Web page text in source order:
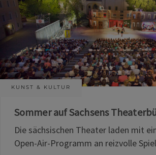
KUNST & KULTUR
Sommer auf Sachsens
Die sächsischen Theater laden mit
Open-Air-Programm an reizvolle